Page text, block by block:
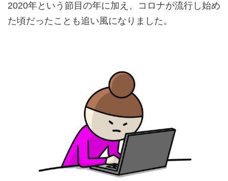
2020年という節目の年に加え、コロナが流行し始め
た頃だったことも追い風になりました。